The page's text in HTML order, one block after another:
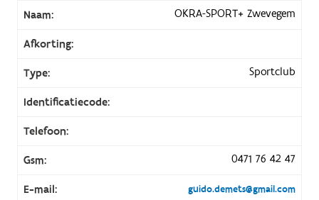
Naam: OKRA-SPORT+ Zwevegem
Afkorting:
Type: Sportclub
Identificatiecode:
Telefoon:
Gsm: 0471 76 42 47
E-mail: guido.demets@gmail.com